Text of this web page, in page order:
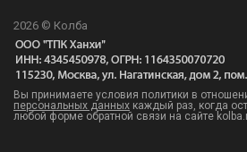
2026 © Колба
Вы принимаете условия политики в
персональных данных каждый раз, когда
любой форме обратной связи на сайте